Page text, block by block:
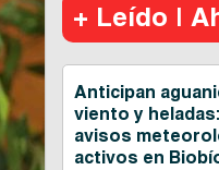
+ Leído |
Anticipan
viento y
avisos
activos en